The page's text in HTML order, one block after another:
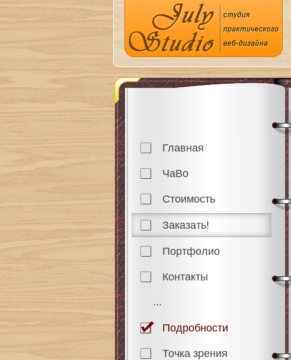
Главная
ЧаВо
Стоимость
Заказать!
Портфолио
Контакты
...
Подробности
Точка зрения